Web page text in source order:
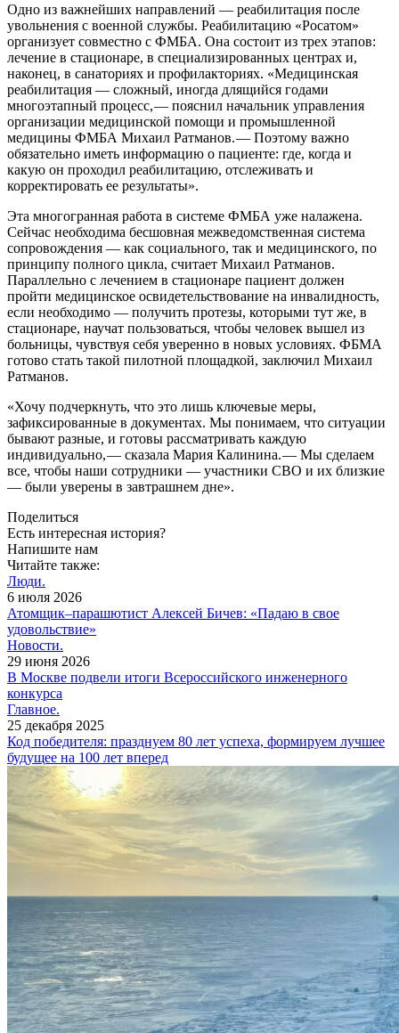
Одно из важнейших направлений — ​реабилитация после
увольнения с военной службы. Реабилитацию «Росатом»
организует совместно с ФМБА. Она состоит из трех этапов:
лечение в стационаре, в специализированных центрах и,
наконец, в санаториях и профилакториях. «Медицинская
реабилитация — ​сложный, иногда длящийся годами
многоэтапный процесс, — ​пояснил начальник управления
организации медицинской помощи и промышленной
медицины ФМБА Михаил Ратманов. — ​Поэтому важно
обязательно иметь информацию о пациенте: где, когда и
какую он проходил реабилитацию, отслеживать и
корректировать ее результаты».
Эта многогранная работа в системе ФМБА уже налажена.
Сейчас необходима бесшовная межведомственная система
сопровождения — ​как социального, так и медицинского, по
принципу полного цикла, считает Михаил Ратманов.
Параллельно с лечением в стационаре пациент должен
пройти медицинское освидетельствование на инвалидность,
если необходимо — получить протезы, которыми тут же, в
стационаре, научат пользоваться, чтобы человек вышел из
больницы, чувствуя себя уверенно в новых условиях. ФБМА
готово стать такой пилотной площадкой, заключил Михаил
Ратманов.
«Хочу подчеркнуть, что это лишь ключевые меры,
зафиксированные в документах. Мы понимаем, что ситуации
бывают разные, и готовы рассматривать каждую
индивидуально, — ​сказала Мария Калинина. — ​Мы сделаем
все, чтобы наши сотрудники — ​участники СВО и их близкие
— были уверены в завтрашнем дне».
Поделиться
Есть интересная история?
Напишите нам
Читайте также:
Люди.
6 июля 2026
Атомщик–парашютист Алексей Бичев: «Падаю в свое
удовольствие»
Новости.
29 июня 2026
В Москве подвели итоги Всероссийского инженерного
конкурса
Главное.
25 декабря 2025
Код победителя: празднуем 80 лет успеха, формируем лучшее
будущее на 100 лет вперед